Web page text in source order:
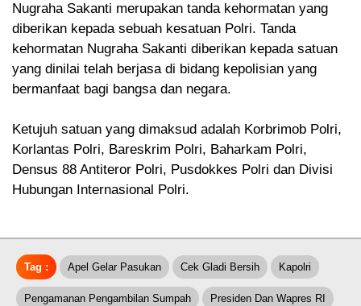
Nugraha Sakanti merupakan tanda kehormatan yang
diberikan kepada sebuah kesatuan Polri. Tanda
kehormatan Nugraha Sakanti diberikan kepada satuan
yang dinilai telah berjasa di bidang kepolisian yang
bermanfaat bagi bangsa dan negara.
Ketujuh satuan yang dimaksud adalah Korbrimob Polri,
Korlantas Polri, Bareskrim Polri, Baharkam Polri,
Densus 88 Antiteror Polri, Pusdokkes Polri dan Divisi
Hubungan Internasional Polri.
Tag : Apel Gelar Pasukan Cek Gladi Bersih Kapolri
Pengamanan Pengambilan Sumpah Presiden Dan Wapres RI